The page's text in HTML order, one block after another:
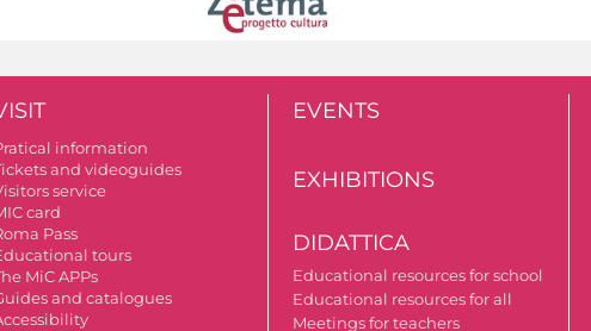
information
and videoguides
service
card
Pass
tours
MiC APPs
and catalogues
EVENTS
EXHIBITIONS
DIDATTICA
Educational resources for school
Educational resources for all
Meetings for teachers